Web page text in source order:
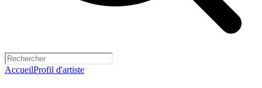
AccueilProfil d'artiste